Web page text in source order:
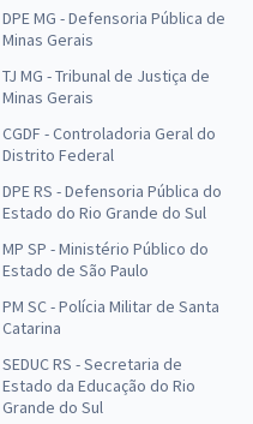
DPE MG - Defensoria Pública de
Minas Gerais
TJ MG - Tribunal de Justiça de
Minas Gerais
CGDF - Controladoria Geral do
Distrito Federal
DPE RS - Defensoria Pública do
Estado do Rio Grande do Sul
MP SP - Ministério Público do
Estado de São Paulo
PM SC - Polícia Militar de Santa
Catarina
SEDUC RS - Secretaria de
Estado da Educação do Rio
Grande do Sul